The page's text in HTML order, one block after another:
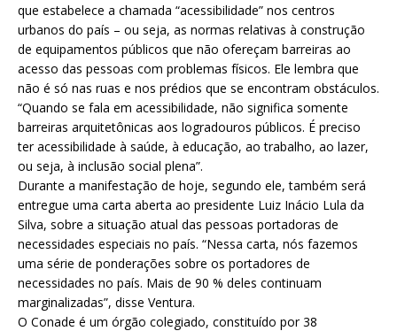
que estabelece a chamada “acessibilidade” nos centros
urbanos do país – ou seja, as normas relativas à construção
de equipamentos públicos que não ofereçam barreiras ao
acesso das pessoas com problemas físicos. Ele lembra que
não é só nas ruas e nos prédios que se encontram obstáculos.
“Quando se fala em acessibilidade, não significa somente
barreiras arquitetônicas aos logradouros públicos. É preciso
ter acessibilidade à saúde, à educação, ao trabalho, ao lazer,
ou seja, à inclusão social plena”.
Durante a manifestação de hoje, segundo ele, também será
entregue uma carta aberta ao presidente Luiz Inácio Lula da
Silva, sobre a situação atual das pessoas portadoras de
necessidades especiais no país. “Nessa carta, nós fazemos
uma série de ponderações sobre os portadores de
necessidades no país. Mais de 90 % deles continuam
marginalizadas”, disse Ventura.
O Conade é um órgão colegiado, constituído por 38